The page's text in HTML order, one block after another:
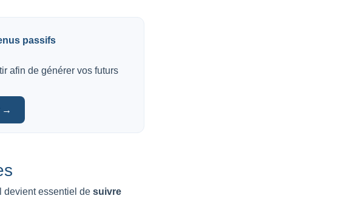
passifs
afin de générer vos futurs
→
devient essentiel de suivre